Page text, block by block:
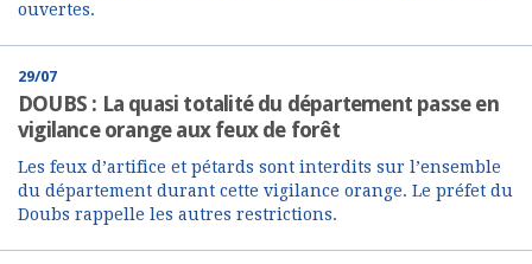
ouvertes.
29/07
DOUBS : La quasi totalité du département passe en
vigilance orange aux feux de forêt
Les feux d’artifice et pétards sont interdits sur l’ensemble
du département durant cette vigilance orange. Le préfet du
Doubs rappelle les autres restrictions.